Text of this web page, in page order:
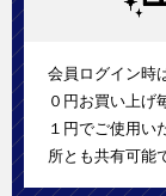
会員ログイン時
０円お買い上げ
１円でご使用い
所とも共有可能